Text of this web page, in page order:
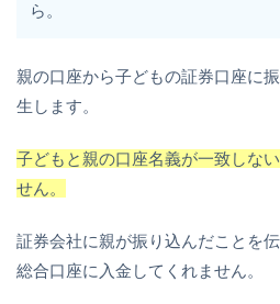
ら。
親の口座から子どもの証券口座に
生します。
子どもと親の口座名義が一致しな
せん。
証券会社に親が振り込んだことを
総合口座に入金してくれません。